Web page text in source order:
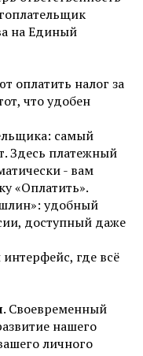
на Единый
оплатить налог за
что удобен
самый
Здесь платежный
- вам
«Оплатить».
удобный
доступный даже
где всё
. Своевременный
нашего
личного